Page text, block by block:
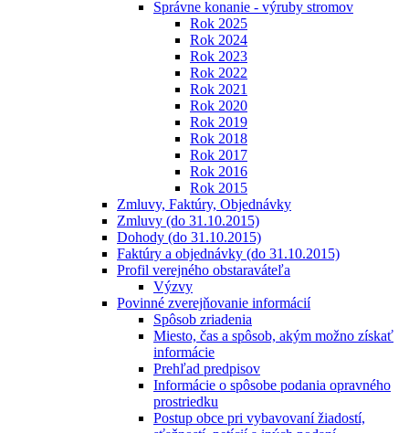
Správne konanie - výruby stromov
Rok 2025
Rok 2024
Rok 2023
Rok 2022
Rok 2021
Rok 2020
Rok 2019
Rok 2018
Rok 2017
Rok 2016
Rok 2015
Zmluvy, Faktúry, Objednávky
Zmluvy (do 31.10.2015)
Dohody (do 31.10.2015)
Faktúry a objednávky (do 31.10.2015)
Profil verejného obstaraváteľa
Výzvy
Povinné zverejňovanie informácií
Spôsob zriadenia
Miesto, čas a spôsob, akým možno získať
informácie
Prehľad predpisov
Informácie o spôsobe podania opravného
prostriedku
Postup obce pri vybavovaní žiadostí,